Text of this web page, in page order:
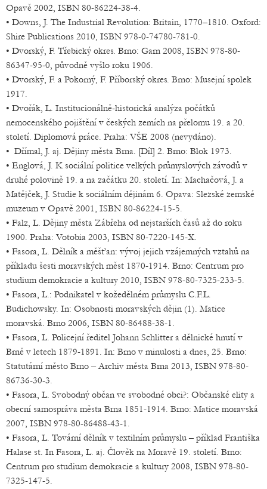
Opavě 2002, ISBN 80-86224-38-4.
• Downs, J. The Industrial Revolution: Britain, 1770–1810. Oxford:
Shire Publications 2010, ISBN 978-0-74780-781-0.
• Dvorský, F. Třebický okres. Brno: Garn 2008, ISBN 978-80-
86347-95-0, původně vyšlo roku 1906.
• Dvorský, F. a Pokorný, F. Příborský okres. Brno: Musejní spolek
1917.
• Dvořák, L. Institucionálně-historická analýza počátků
nemocenského pojištění v českých zemích na přelomu 19. a 20.
století. Diplomová práce. Praha: VŠE 2008 (nevydáno).
• Dřímal, J. aj. Dějiny města Brna. [Díl] 2. Brno: Blok 1973.
• Englová, J. K sociální politice velkých průmyslových závodů v
druhé polovině 19. a na začátku 20. století. In: Machačová, J. a
Matějček, J. Studie k sociálním dějinám 6. Opava: Slezské zemské
muzeum v Opavě 2001, ISBN 80-86224-15-5.
• Falz, L. Dějiny města Zábřeha od nejstarších časů až do roku
1900. Praha: Votobia 2003, ISBN 80-7220-145-X.
• Fasora, L. Dělník a měšťan: vývoj jejich vzájemných vztahů na
příkladu šesti moravských měst 1870-1914. Brno: Centrum pro
studium demokracie a kultury 2010, ISBN 978-80-7325-233-5.
• Fasora, L.: Podnikatel v kožedělném průmyslu C.F.L.
Budichowsky. In: Osobnosti moravských dějin (1). Matice
moravská. Brno 2006, ISBN 80-86488-38-1.
• Fasora, L. Policejní ředitel Johann Schlitter a dělnické hnutí v
Brně v letech 1879-1891. In: Brno v minulosti a dnes, 25. Brno:
Statutární město Brno – Archiv města Brna 2013, ISBN 978-80-
86736-30-3.
• Fasora, L. Svobodný občan ve svobodné obci?: Občanské elity a
obecní samospráva města Brna 1851-1914. Brno: Matice moravská
2007, ISBN 978-80-86488-43-1.
• Fasora, L. Tovární dělník v textilním průmyslu – příklad Františka
Halase st. In Fasora, L. aj. Člověk na Moravě 19. století. Brno:
Centrum pro studium demokracie a kultury 2008, ISBN 978-80-
7325-147-5.